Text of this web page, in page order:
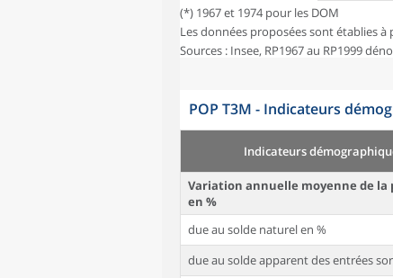
(*) 1967 et 1974 pour les DOM
Les données proposées sont établies
Sources : Insee, RP1967 au RP1999
POP T3M - Indicateurs
Indicateurs
Variation annuelle moyenne de la
en %
due au solde naturel en %
due au solde apparent des entrées